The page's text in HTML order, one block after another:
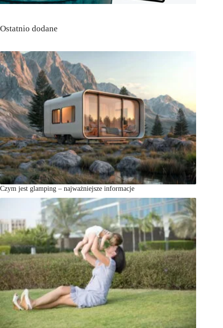
Ostatnio dodane
Czym jest glamping – najważniejsze informacje